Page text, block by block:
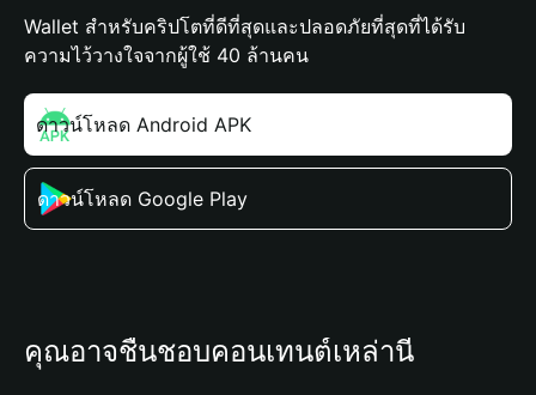
Wallet สำหรับคริปโตที่ดีที่สุดและปลอดภัยที่สุดที่ได้รับ
ความไว้วางใจจากผู้ใช้ 40 ล้านคน
ดาวน์โหลด Android APK
ดาวน์โหลด Google Play
คุณอาจชื่นชอบคอนเทนต์เหล่านี้